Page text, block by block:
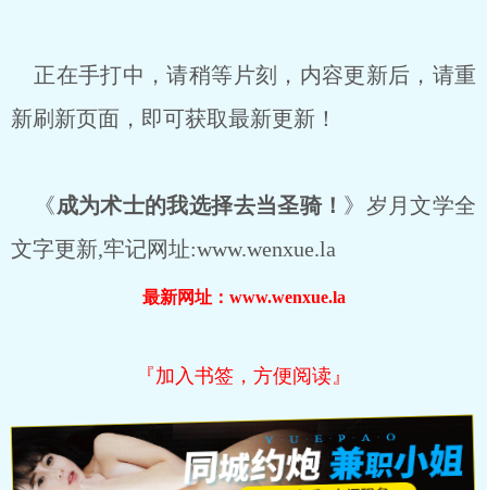
正在手打中，请稍等片刻，内容更新后，请重
新刷新页面，即可获取最新更新！
《成为术士的我选择去当圣骑！ 》岁月文学全
文字更新,牢记网址:www.wenxue.la
最新网址：www.wenxue.la
『加入书签，方便阅读』